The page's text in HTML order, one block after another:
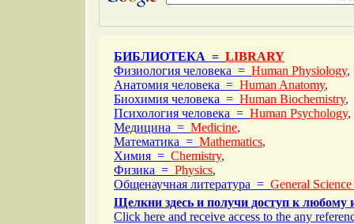
БИБЛИОТЕКА = LIBRARY
Физиология человека = Human Physiology,
Анатомия человека = Human Anatomy,
Биохимия человека = Human Biochemistry,
Психология человека = Human Psychology,
Медицина = Medicine,
Математика = Mathematics,
Химия = Chemistry,
Физика = Physics,
Общенаучная литература = General
Щелкни здесь и получи доступ к любому
Click here and receive access to the any